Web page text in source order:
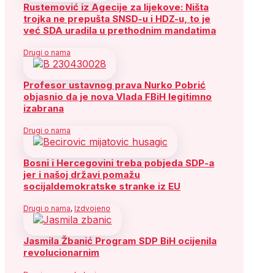
Rustemović iz Agecije za lijekove: Ništa
trojka ne prepušta SNSD-u i HDZ-u, to je
već SDA uradila u prethodnim mandatima
Drugi o nama
Profesor ustavnog prava Nurko Pobrić
objasnio da je nova Vlada FBiH legitimno
izabrana
Drugi o nama
Bosni i Hercegovini treba pobjeda SDP-a
jer i našoj državi pomažu
socijaldemokratske stranke iz EU
Drugi o nama, Izdvojeno
Jasmila Žbanić Program SDP BiH ocijenila
revolucionarnim